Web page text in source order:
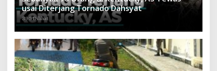
usai Diterjang Tornado Dahsyat
395 Dilihat